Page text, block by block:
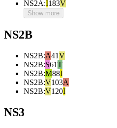
NS2A:I183V
Show more
NS2B
NS2B:A41V
NS2B:S61T
NS2B:M88I
NS2B:V103A
NS2B:V120I
NS3